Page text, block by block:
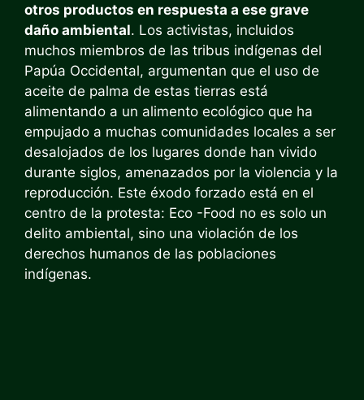
otros productos en respuesta a ese grave
daño ambiental. Los activistas, incluidos
muchos miembros de las tribus indígenas del
Papúa Occidental, argumentan que el uso de
aceite de palma de estas tierras está
alimentando a un alimento ecológico que ha
empujado a muchas comunidades locales a ser
desalojados de los lugares donde han vivido
durante siglos, amenazados por la violencia y la
reproducción. Este éxodo forzado está en el
centro de la protesta: Eco -Food no es solo un
delito ambiental, sino una violación de los
derechos humanos de las poblaciones
indígenas.